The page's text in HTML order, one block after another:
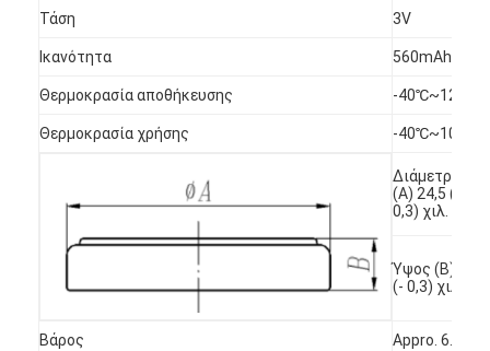
Τάση
3V
Ικανότητα 560mAh
Θερμοκρασία αποθήκευσης -40℃~125℃
Θερμοκρασία χρήσης -40℃~105℃
Διάμετρος
(Α) 24,5 (-
0,3) χιλ.
Ύψος (B) 5,0
(- 0,3) χιλ.
Βάρος Appro. 6.8g